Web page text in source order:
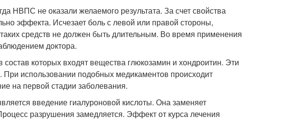
НВПС не оказали желаемого результата. За счет свойства
эффекта. Исчезает боль с левой или правой стороны,
средств не должен быть длительным. Во время применения
доктора.
которых входят вещества глюкозамин и хондроитин. Эти
использовании подобных медикаментов происходит
на первой стадии заболевания.
введение гиалуроновой кислоты. Она заменяет
разрушения замедляется. Эффект от курса лечения